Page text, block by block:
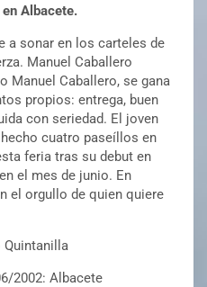
Albacete.
a sonar en los carteles de
Manuel Caballero
Manuel Caballero, se gana
propios: entrega, buen
con seriedad. El joven
cuatro paseíllos en
feria tras su debut en
el mes de junio. En
el orgullo de quien quiere
Quintanilla
2002: Albacete